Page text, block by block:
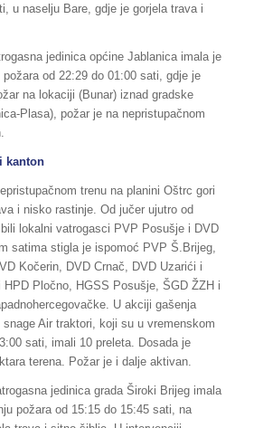
u naselju Bare, gdje je gorjela trava i
jedinica općine Jablanica imala je
od 22:29 do 01:00 sati, gdje je
na lokaciji (Bunar) iznad gradske
Plasa), požar je na nepristupačnom
kanton
trenu na planini Oštrc gori
i nisko rastinje. Od jučer ujutro od
lokalni vatrogasci PVP Posušje i DVD
satima stigla je ispomoć PVP Š.Brijeg,
Kočerin, DVD Crnač, DVD Uzarići i
HPD Pločno, HGSS Posušje, ŠGD ŽZH i
U akciji gašenja
Air traktori, koji su u vremenskom
sati, imali 10 preleta. Dosada je
terena. Požar je i dalje aktivan.
jedinica grada Široki Brijeg imala
požara od 15:15 do 15:45 sati, na